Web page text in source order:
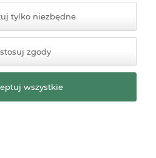
Sklep internetowy Shoper
Premium
tylko niezbędne
zgody
wszystkie